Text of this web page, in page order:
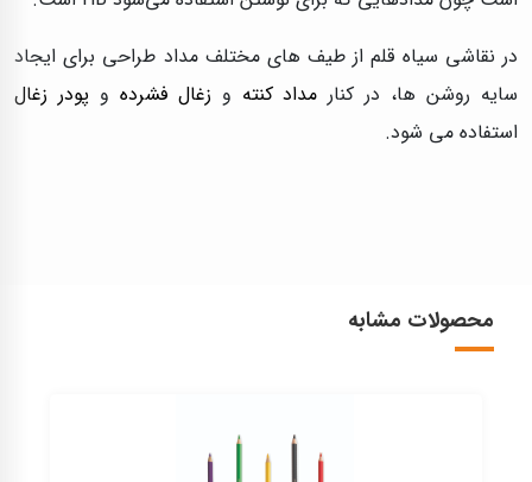
در نقاشی سیاه قلم از طیف های مختلف مداد طراحی برای ایجاد
سایه روشن ها، در کنار مداد کنته و زغال فشرده و پودر زغال
استفاده می‌ شود.
محصولات مشابه